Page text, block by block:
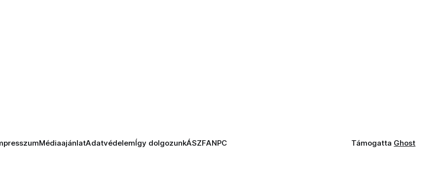
MédiaajánlatAdatvédelemÍgy dolgozunkÁSZFANPC Támogatta Ghost